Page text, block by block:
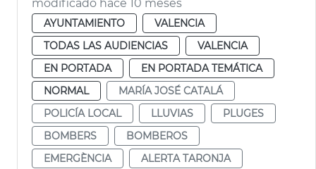
modificado hace 10 meses
AYUNTAMIENTO
VALENCIA
TODAS LAS AUDIENCIAS
VALENCIA
EN PORTADA
EN PORTADA TEMÁTICA
NORMAL
MARÍA JOSÉ CATALÁ
POLICÍA LOCAL
LLUVIAS
PLUGES
BOMBERS
BOMBEROS
EMERGÈNCIA
ALERTA TARONJA